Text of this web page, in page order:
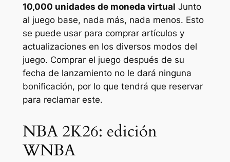
10,000 unidades de moneda virtual Junto
al juego base, nada más, nada menos. Esto
se puede usar para comprar artículos y
actualizaciones en los diversos modos del
juego. Comprar el juego después de su
fecha de lanzamiento no le dará ninguna
bonificación, por lo que tendrá que reservar
para reclamar este.
NBA 2K26: edición
WNBA